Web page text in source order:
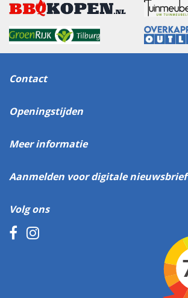
Contact
Volg ons
Openingstijden
Meer informatie
Aanmelden voor digitale nieuwsbrief